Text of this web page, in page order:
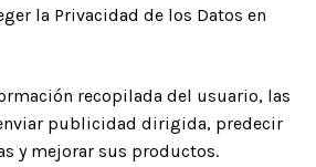
la Privacidad de los Datos en
recopilada del usuario, las
publicidad dirigida, predecir
y mejorar sus productos.